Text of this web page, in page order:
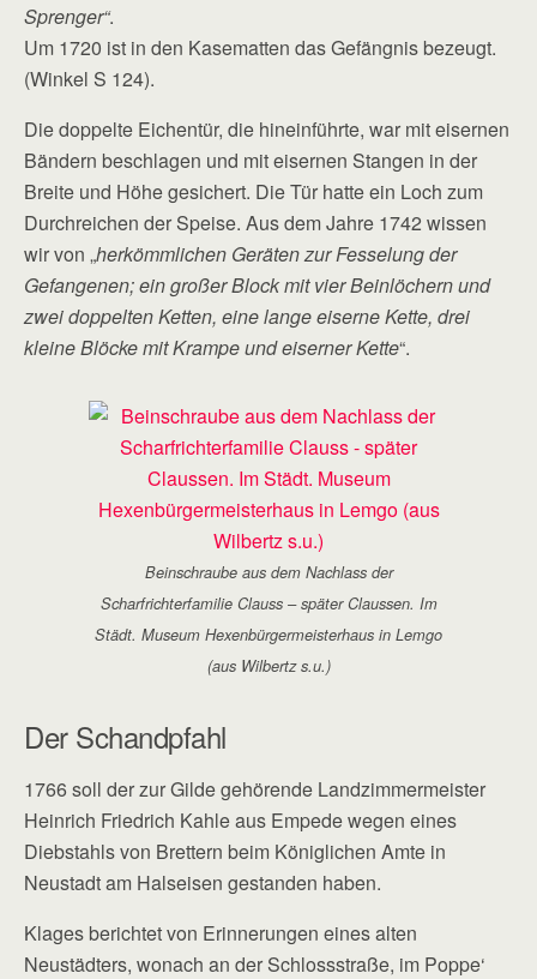
Sprenger“.
Um 1720 ist in den Kasematten das Gefängnis bezeugt.
(Winkel S 124).
Die doppelte Eichentür, die hineinführte, war mit eisernen
Bändern beschlagen und mit eisernen Stangen in der
Breite und Höhe gesichert. Die Tür hatte ein Loch zum
Durchreichen der Speise. Aus dem Jahre 1742 wissen
wir von „herkömmlichen Geräten zur Fesselung der
Gefangenen; ein großer Block mit vier Beinlöchern und
zwei doppelten Ketten, eine lange eiserne Kette, drei
kleine Blöcke mit Krampe und eiserner Kette“.
Beinschraube aus dem Nachlass der
Scharfrichterfamilie Clauss – später Claussen. Im
Städt. Museum Hexenbürgermeisterhaus in Lemgo
(aus Wilbertz s.u.)
Der Schandpfahl
1766 soll der zur Gilde gehörende Landzimmermeister
Heinrich Friedrich Kahle aus Empede wegen eines
Diebstahls von Brettern beim Königlichen Amte in
Neustadt am Halseisen gestanden haben.
Klages berichtet von Erinnerungen eines alten
Neustädters, wonach an der Schlossstraße, im Poppe‘